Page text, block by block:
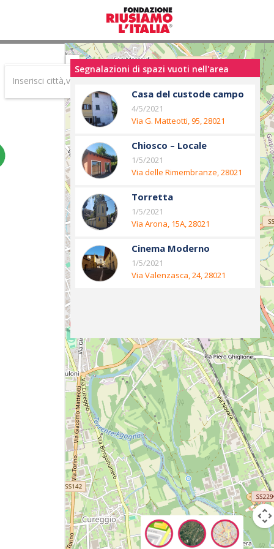
OFFRO
uno spazio (Mappa dell'offerta)
MI ATTIVO
per cercare uno spazio (Mappa dei desideri)
INTERVENTI
Segnalazioni di spazi vuoti nell'area
Casa del custode campo
sportivo
4/5/2021
Via G. Matteotti, 95, 28021
Chiosco – Locale
Commerciale
1/5/2021
Via delle Rimembranze, 28021
Torretta
1/5/2021
Via Arona, 15A, 28021
Cinema Moderno
1/5/2021
Via Valenzasca, 24, 28021